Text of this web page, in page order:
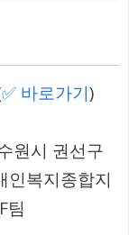
✅ 바로가기)
원시 권선구
인복지종합지
팀